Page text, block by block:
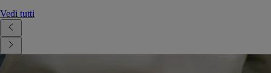
Vedi tutti